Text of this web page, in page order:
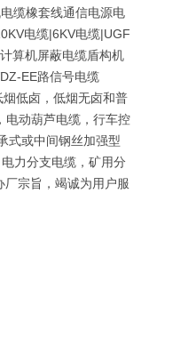
缆橡套线通信电源电
电缆|6KV电缆|UGF
算机屏蔽电缆盾构机
EE路信号电缆
低卤，低烟无卤和普
电动葫芦电缆，行车控
式或中间钢丝加强型
力分支电缆，矿用分
厂宗旨，竭诚为用户服